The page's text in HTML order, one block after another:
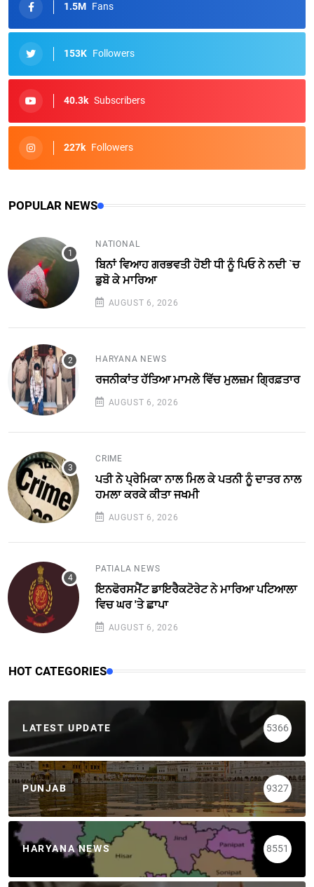
1.5M Fans
153K Followers
40.3k Subscribers
227k Followers
POPULAR NEWS
NATIONAL
ਬਿਨਾਂ ਵਿਆਹ ਗਰਭਵਤੀ ਹੋਈ ਧੀ ਨੂੰ ਪਿਓ ਨੇ ਨਦੀ `ਚ
ਡੁਬੋ ਕੇ ਮਾਰਿਆ
AUGUST 6, 2026
HARYANA NEWS
ਰਜਨੀਕਾਂਤ ਹੱਤਿਆ ਮਾਮਲੇ ਵਿੱਚ ਮੁਲਜ਼ਮ ਗ੍ਰਿਫ਼ਤਾਰ
AUGUST 6, 2026
CRIME
ਪਤੀ ਨੇ ਪ੍ਰੇਮਿਕਾ ਨਾਲ ਮਿਲ ਕੇ ਪਤਨੀ ਨੂੰ ਦਾਤਰ ਨਾਲ
ਹਮਲਾ ਕਰਕੇ ਕੀਤਾ ਜਖਮੀ
AUGUST 6, 2026
PATIALA NEWS
ਇਨਫੋਰਸਮੈਂਟ ਡਾਇਰੈਕਟੋਰੇਟ ਨੇ ਮਾਰਿਆ ਪਟਿਆਲਾ
ਵਿਚ ਘਰ 'ਤੇ ਛਾਪਾ
AUGUST 6, 2026
HOT CATEGORIES
LATEST UPDATE 5366
PUNJAB 9327
HARYANA NEWS 8551